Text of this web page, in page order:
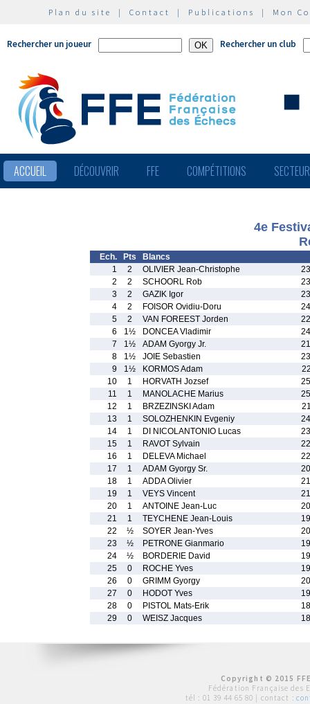
Plan du site | Contact | Publications | Mon
Rechercher un joueur Rechercher un club
ACCUEIL DÉCOUVRIR FFE COMPÉTITIONS
4e
Ech. Pts
Blancs
1
2 OLIVIER Jean-Christophe
2
2 SCHOORL Rob
3
2 GAZIK Igor
4
2 FOISOR Ovidiu-Doru
5
2 VAN FOREEST Jorden
6
1½ DONCEA Vladimir
7
1½ ADAM Gyorgy Jr.
8
1½ JOIE Sebastien
9
1½ KORMOS Adam
10
1 HORVATH Jozsef
11
1 MANOLACHE Marius
12
1 BRZEZINSKI Adam
13
1 SOLOZHENKIN Evgeniy
14
1 DI NICOLANTONIO Lucas
15
1 RAVOT Sylvain
16
1 DELEVA Michael
17
1 ADAM Gyorgy Sr.
18
1 ADDA Olivier
19
1 VEYS Vincent
20
1 ANTOINE Jean-Luc
21
1 TEYCHENE Jean-Louis
22
½ SOYER Jean-Yves
23
½ PETRONE Gianmario
24
½ BORDERIE David
25
0 ROCHE Yves
26
0 GRIMM Gyorgy
27
0 HODOT Yves
28
0 PISTOL Mats-Erik
29
0 WEISZ Jacques
Copyright © 2015
Fédération Française des
tél : 01 39 44 65 80 | contact :